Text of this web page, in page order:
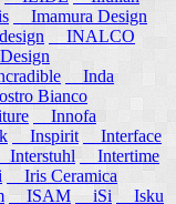
Imamura Design
INALCO
Inda
Bianco
Innofa
Inspirit
Interface
Interstuhl
Intertime
Iris Ceramica
ISAM iSi Isku